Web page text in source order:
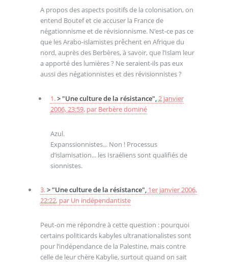
A propos des aspects positifs de la colonisation, on
entend Boutef et cie accuser la France de
négationnisme et de révisionnisme. N’est-ce pas ce
que les Arabo-islamistes prêchent en Afrique du
nord, auprès des Berbères, à savoir, que l’Islam leur
a apporté des lumières ? Ne seraient-ils pas eux
aussi des négationnistes et des révisionnistes ?
1.> "Une culture de la résistance",2 janvier
2006, 23:59, par Berbère dominé
Azul.
Expanssionnistes... Non ! Processus
d’islamisation... les Israéliens sont qualifiés de
sionnistes.
3.> "Une culture de la résistance", 1er janvier 2006,
22:22, par Un indépendantiste
Peut-on me répondre à cette question : pourquoi
certains politicards kabyles ultranationalistes sont
pour l’indépendance de la Palestine, mais contre
celle de leur chère Kabylie, surtout quand on sait